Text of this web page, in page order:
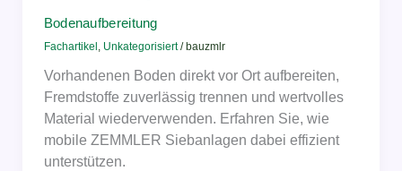
Bodenaufbereitung
Fachartikel , Unkategorisiert/ bauzmlr
Vorhandenen Boden direkt vor Ort aufbereiten,
Fremdstoffe zuverlässig trennen und wertvolles
Material wiederverwenden. Erfahren Sie, wie
mobile ZEMMLER Siebanlagen dabei effizient
unterstützen.